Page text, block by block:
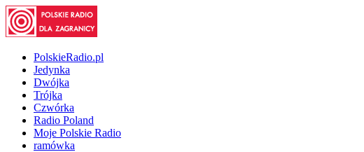
PolskieRadio.pl
Jedynka
Dwójka
Trójka
Czwórka
Radio Poland
Moje Polskie Radio
ramówka